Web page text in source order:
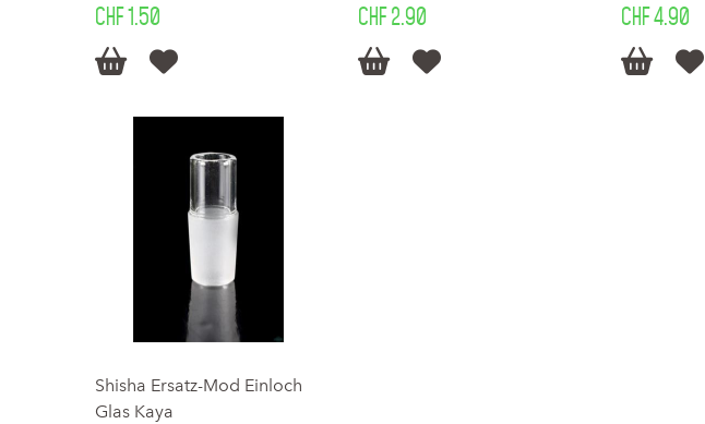
CHF 1.50
 
CHF 2.90
 
CHF 4.90
 
Shisha Ersatz-Mod Einloch
Glas Kaya